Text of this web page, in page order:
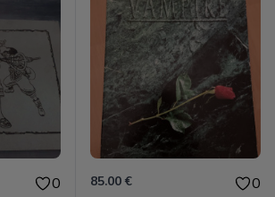
0 85.00 € 0